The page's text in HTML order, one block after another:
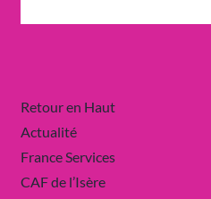
Retour en Haut
Actualité
France Services
CAF de l’Isère